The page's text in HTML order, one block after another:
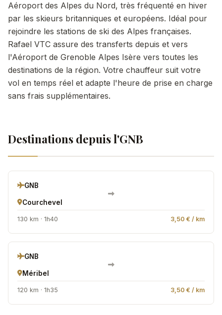
Aéroport des Alpes du Nord, très fréquenté en hiver
par les skieurs britanniques et européens. Idéal pour
rejoindre les stations de ski des Alpes françaises.
Rafael VTC assure des transferts depuis et vers
l'Aéroport de Grenoble Alpes Isère vers toutes les
destinations de la région. Votre chauffeur suit votre
vol en temps réel et adapte l'heure de prise en charge
sans frais supplémentaires.
Destinations depuis l'GNB
GNB
Courchevel
130 km · 1h40 3,50 € / km
GNB
Méribel
120 km · 1h35 3,50 € / km